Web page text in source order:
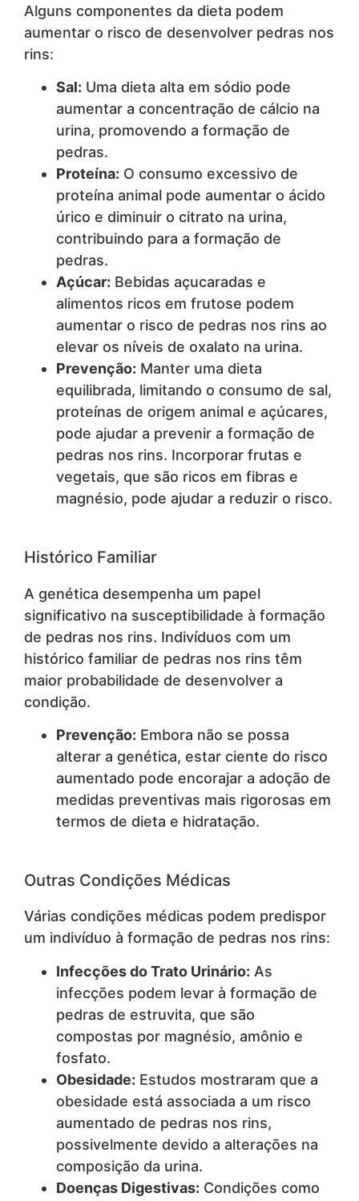
Alguns componentes da dieta podem
aumentar o risco de desenvolver pedras nos
rins:
Sal: Uma dieta alta em sódio pode
aumentar a concentração de cálcio na
urina, promovendo a formação de
pedras.
Proteína: O consumo excessivo de
proteína animal pode aumentar o ácido
úrico e diminuir o citrato na urina,
contribuindo para a formação de
pedras.
Açúcar: Bebidas açucaradas e
alimentos ricos em frutose podem
aumentar o risco de pedras nos rins ao
elevar os níveis de oxalato na urina.
Prevenção: Manter uma dieta
equilibrada, limitando o consumo de sal,
proteínas de origem animal e açúcares,
pode ajudar a prevenir a formação de
pedras nos rins. Incorporar frutas e
vegetais, que são ricos em fibras e
magnésio, pode ajudar a reduzir o risco.
Histórico Familiar
A genética desempenha um papel
significativo na susceptibilidade à formação
de pedras nos rins. Indivíduos com um
histórico familiar de pedras nos rins têm
maior probabilidade de desenvolver a
condição.
Prevenção: Embora não se possa
alterar a genética, estar ciente do risco
aumentado pode encorajar a adoção de
medidas preventivas mais rigorosas em
termos de dieta e hidratação.
Outras Condições Médicas
Várias condições médicas podem predispor
um indivíduo à formação de pedras nos rins:
Infecções do Trato Urinário: As
infecções podem levar à formação de
pedras de estruvita, que são
compostas por magnésio, amônio e
fosfato.
Obesidade: Estudos mostraram que a
obesidade está associada a um risco
aumentado de pedras nos rins,
possivelmente devido a alterações na
composição da urina.
Doenças Digestivas: Condições como